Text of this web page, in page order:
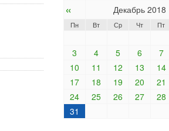
« Декабрь 2018
Пн Вт Ср Чт Пт
3
4 5 6 7
10
11 12 13 14
17
18 19 20 21
24
25 26 27 28
31